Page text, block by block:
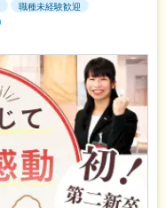
職種未経験歓迎